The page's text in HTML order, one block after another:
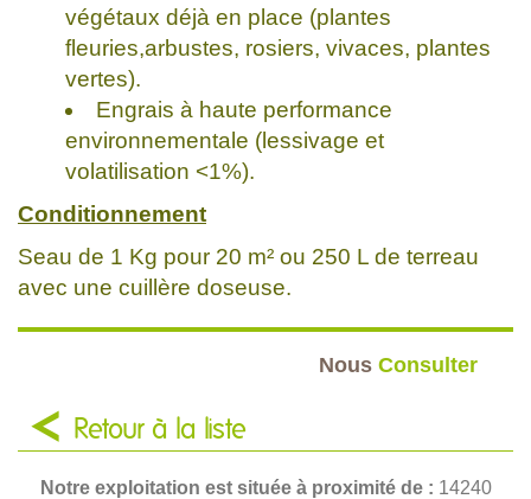
végétaux déjà en place (plantes
fleuries,arbustes, rosiers, vivaces, plantes
vertes).
Engrais à haute performance
environnementale (lessivage et
volatilisation <1%).
Conditionnement
Seau de 1 Kg pour 20 m² ou 250 L de terreau
avec une cuillère doseuse.
Nous Consulter
Retour à la liste
Notre exploitation est située à proximité de : 14240